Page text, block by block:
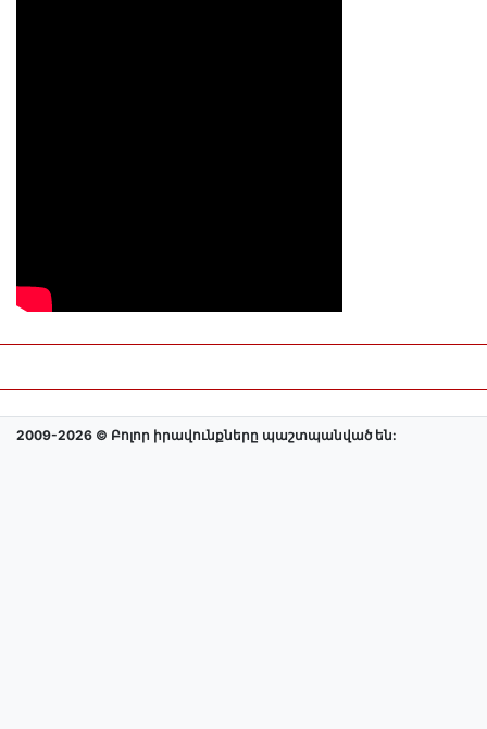
2009-2026 © Բոլոր իրավունքները պաշտպանված են: